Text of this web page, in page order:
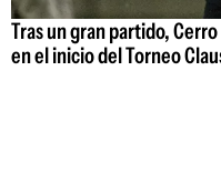
Tras un gran partido,
en el inicio del Torneo